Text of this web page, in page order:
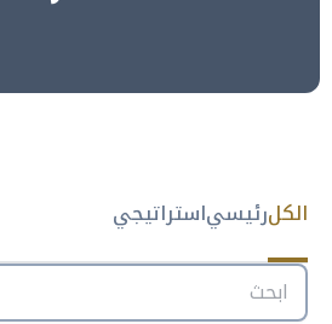
الكلرئيسياستراتيجي